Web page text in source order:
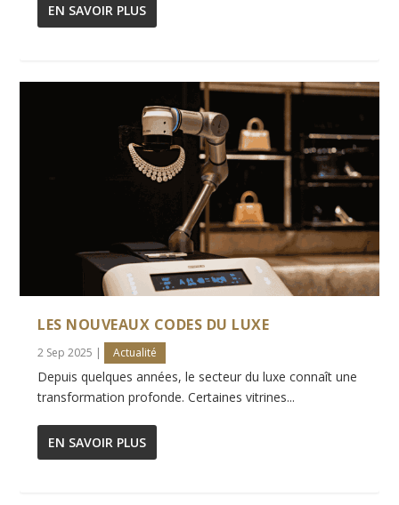
EN SAVOIR PLUS
LES NOUVEAUX CODES DU LUXE
2 Sep 2025 | Actualité
Depuis quelques années, le secteur du luxe connaît une
transformation profonde. Certaines vitrines...
EN SAVOIR PLUS